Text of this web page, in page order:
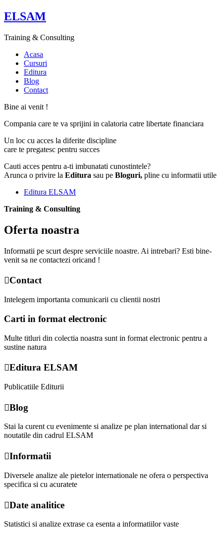
ELSAM
Training & Consulting
Acasa
Cursuri
Editura
Blog
Contact
Bine ai venit !
Compania care te va sprijini in calatoria catre libertate financiara
Un loc cu acces la diferite discipline
care te pregatesc pentru succes
Cauti acces pentru a-ti imbunatati cunostintele?
Arunca o privire la Editura sau pe Bloguri, pline cu informatii utile
Editura ELSAM
Training & Consulting
Oferta noastra
Informatii pe scurt despre serviciile noastre. Ai intrebari? Esti bine-
venit sa ne contactezi oricand !
Contact
Intelegem importanta comunicarii cu clientii nostri
Carti in format electronic
Multe titluri din colectia noastra sunt in format electronic pentru a
sustine natura
Editura ELSAM
Publicatiile Editurii
Blog
Stai la curent cu evenimente si analize pe plan international dar si
noutatile din cadrul ELSAM
Informatii
Diversele analize ale pietelor internationale ne ofera o perspectiva
specifica si cu acuratete
Date analitice
Statistici si analize extrase ca esenta a informatiilor vaste